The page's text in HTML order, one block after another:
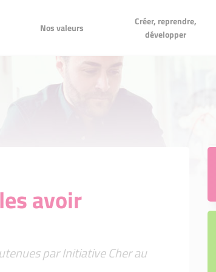
Nos valeurs
Créer, reprendre,
développer
Créer, reprendre, développer
avoir
par Initiative Cher au